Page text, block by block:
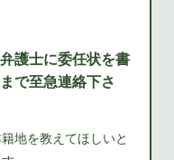
護士に委任状を書
で至急連絡下さ
地を教えてほしいと